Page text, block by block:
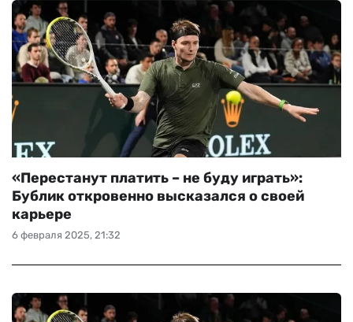
6 февраля 2025, 21:32
«Перестанут платить – не буду играть»:
Бублик откровенно высказался о своей
карьере